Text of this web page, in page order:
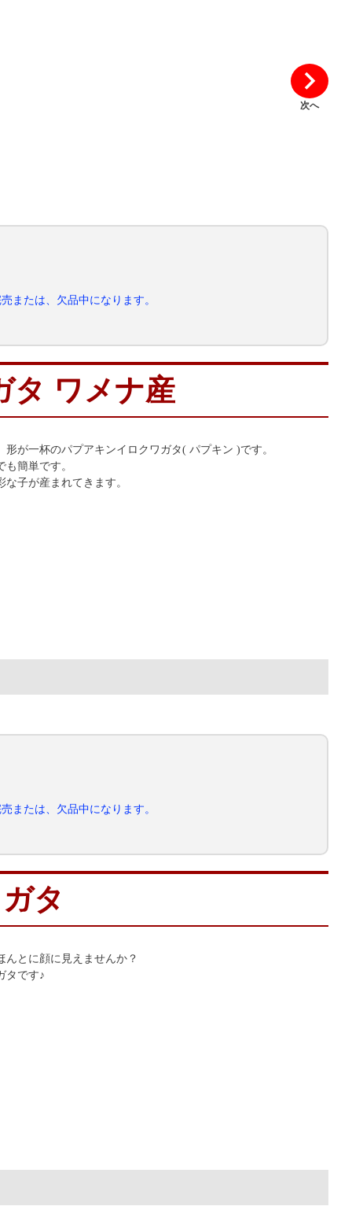
次へ
または、欠品中になります。
タ ワメナ産
が一杯のパプアキンイロクワガタ( パプキン )です。
簡単です。
子が産まれてきます。
または、欠品中になります。
タ
んとに顔に見えませんか？
タです♪